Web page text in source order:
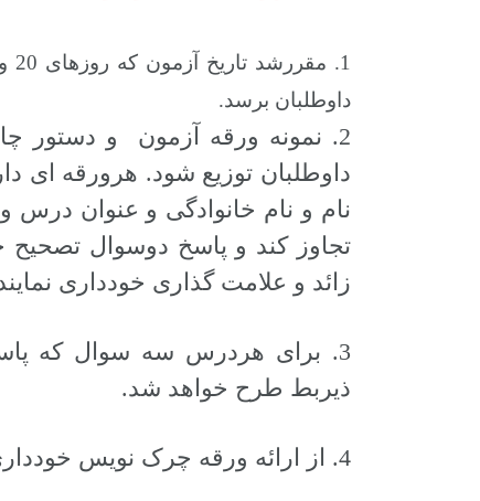
داوطلبان برسد.
2. نمونه ورقه آزمون و
داوطلبان توزیع شود. هرورقه ای
تجاوز کند و پاسخ دوسوال
زائد و علامت گذاری خودداری
3. برای هردرس سه سوال که
ذیربط طرح خواهد شد.
4. از ارائه ورقه چرک نویس خودداری خواهد شد.